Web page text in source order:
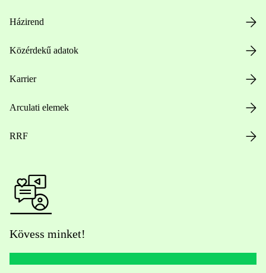
Házirend
Közérdekű adatok
Karrier
Arculati elemek
RRF
Kövess minket!